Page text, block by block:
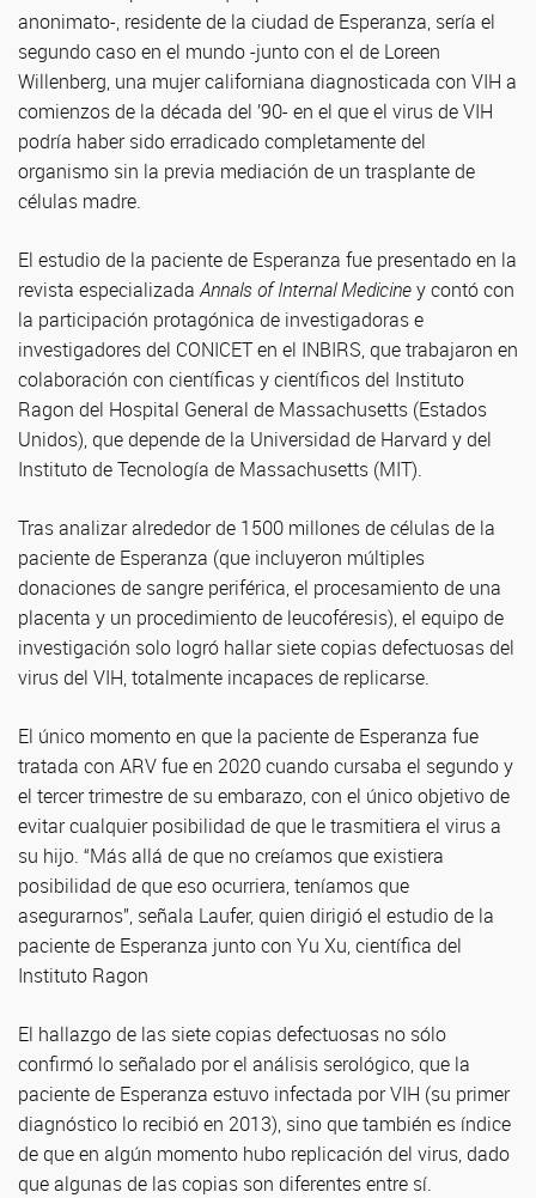
anonimato-, residente de la ciudad de Esperanza, sería el
segundo caso en el mundo -junto con el de Loreen
Willenberg, una mujer californiana diagnosticada con VIH a
comienzos de la década del ’90- en el que el virus de VIH
podría haber sido erradicado completamente del
organismo sin la previa mediación de un trasplante de
células madre.
El estudio de la paciente de Esperanza fue presentado en la
revista especializadaAnnals of Internal Mediciney contó con
la participación protagónica de investigadoras e
investigadores del CONICET en el INBIRS, que trabajaron en
colaboración con científicas y científicos del Instituto
Ragon del Hospital General de Massachusetts (Estados
Unidos), que depende de la Universidad de Harvard y del
Instituto de Tecnología de Massachusetts (MIT).
Tras analizar alrededor de 1500 millones de células de la
paciente de Esperanza (que incluyeron múltiples
donaciones de sangre periférica, el procesamiento de una
placenta y un procedimiento de leucoféresis), el equipo de
investigación solo logró hallar siete copias defectuosas del
virus del VIH, totalmente incapaces de replicarse.
El único momento en que la paciente de Esperanza fue
tratada con ARV fue en 2020 cuando cursaba el segundo y
el tercer trimestre de su embarazo, con el único objetivo de
evitar cualquier posibilidad de que le trasmitiera el virus a
su hijo. “Más allá de que no creíamos que existiera
posibilidad de que eso ocurriera, teníamos que
asegurarnos”, señala Laufer, quien dirigió el estudio de la
paciente de Esperanza junto con Yu Xu, científica del
Instituto Ragon
El hallazgo de las siete copias defectuosas no sólo
confirmó lo señalado por el análisis serológico, que la
paciente de Esperanza estuvo infectada por VIH (su primer
diagnóstico lo recibió en 2013), sino que también es índice
de que en algún momento hubo replicación del virus, dado
que algunas de las copias son diferentes entre sí.